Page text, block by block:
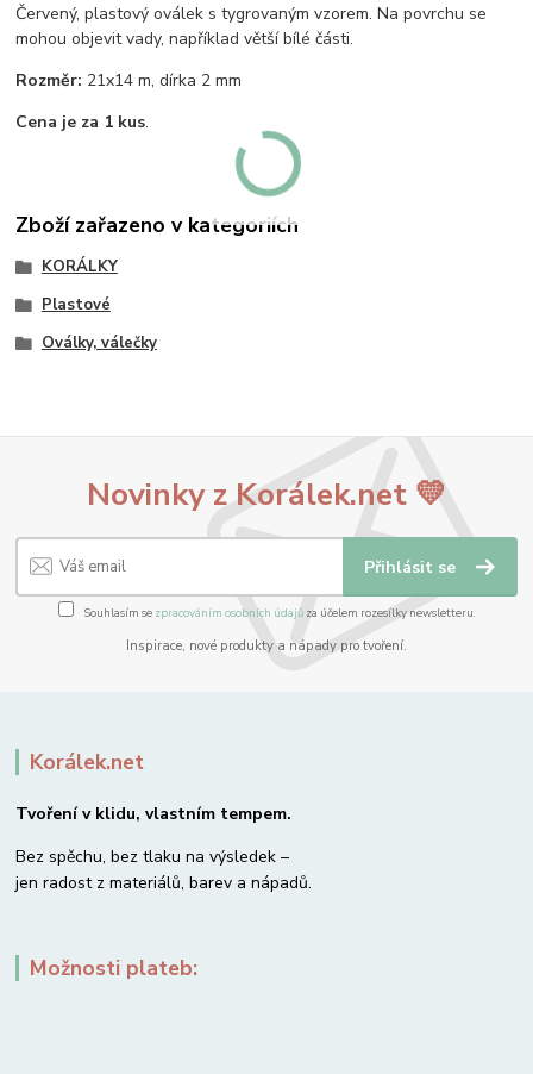
Červený, plastový oválek s tygrovaným vzorem. Na povrchu se
mohou objevit vady, například větší bílé části.
Rozměr: 21x14 m, dírka 2 mm
Cena je za 1 kus.
Zboží zařazeno v kategoriích
KORÁLKY
Plastové
Oválky, válečky
Novinky z Korálek.net 💛
Přihlásit se
Souhlasím se zpracováním osobních údajůza účelem rozesílky newsletteru.
Inspirace, nové produkty a nápady pro tvoření.
Korálek.net
Tvoření v klidu, vlastním tempem.
Bez spěchu, bez tlaku na výsledek –
jen radost z materiálů, barev a nápadů.
Možnosti plateb: